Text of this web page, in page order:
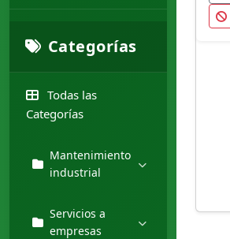
Categorías
Todas las
Categorías
Mantenimiento
industrial
Servicios a
empresas